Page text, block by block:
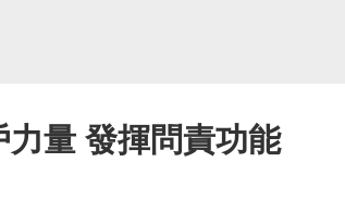
量 發揮問責功能